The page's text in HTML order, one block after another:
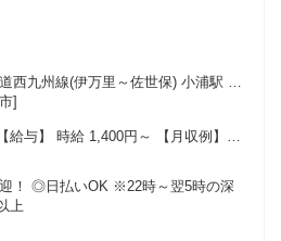
西九州線(伊万里～佐世保) 小浦駅 西
小浦駅,徒歩15分 西九州自動車道佐々
]
給与】 時給 1,400円～ 【月収例】
支給
OK ※22時～翌5時の深
上